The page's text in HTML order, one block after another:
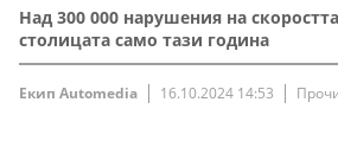
Над 300 000 нарушения на
столицата само тази година
Екип Automedia 16.10.2024 14:53